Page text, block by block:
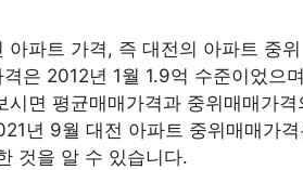
파트 가격, 즉 대전의 아파트 중
은 2012년 1월 1.9억 수준이었으
면 평균매매가격과 중위매매가격
년 9월 대전 아파트 중위매매가
것을 알 수 있습니다.